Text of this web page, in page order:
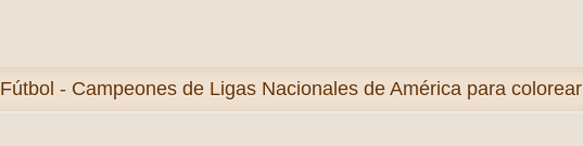
Fútbol - Campeones de Ligas Nacionales de América para colorear